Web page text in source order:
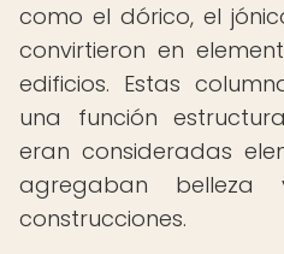
como el dórico, el
convirtieron en
edificios. Estas
una función
eran consideradas
agregaban
construcciones.